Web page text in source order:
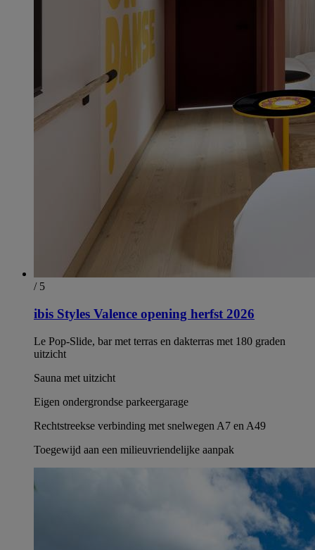
/ 5
ibis Styles Valence opening herfst 2026
Le Pop-Slide, bar met terras en dakterras met 180 graden
uitzicht
Sauna met uitzicht
Eigen ondergrondse parkeergarage
Rechtstreekse verbinding met snelwegen A7 en A49
Toegewijd aan een milieuvriendelijke aanpak